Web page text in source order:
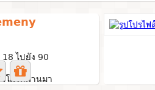
ไปยัง 90
โมงที่ผ่านมา